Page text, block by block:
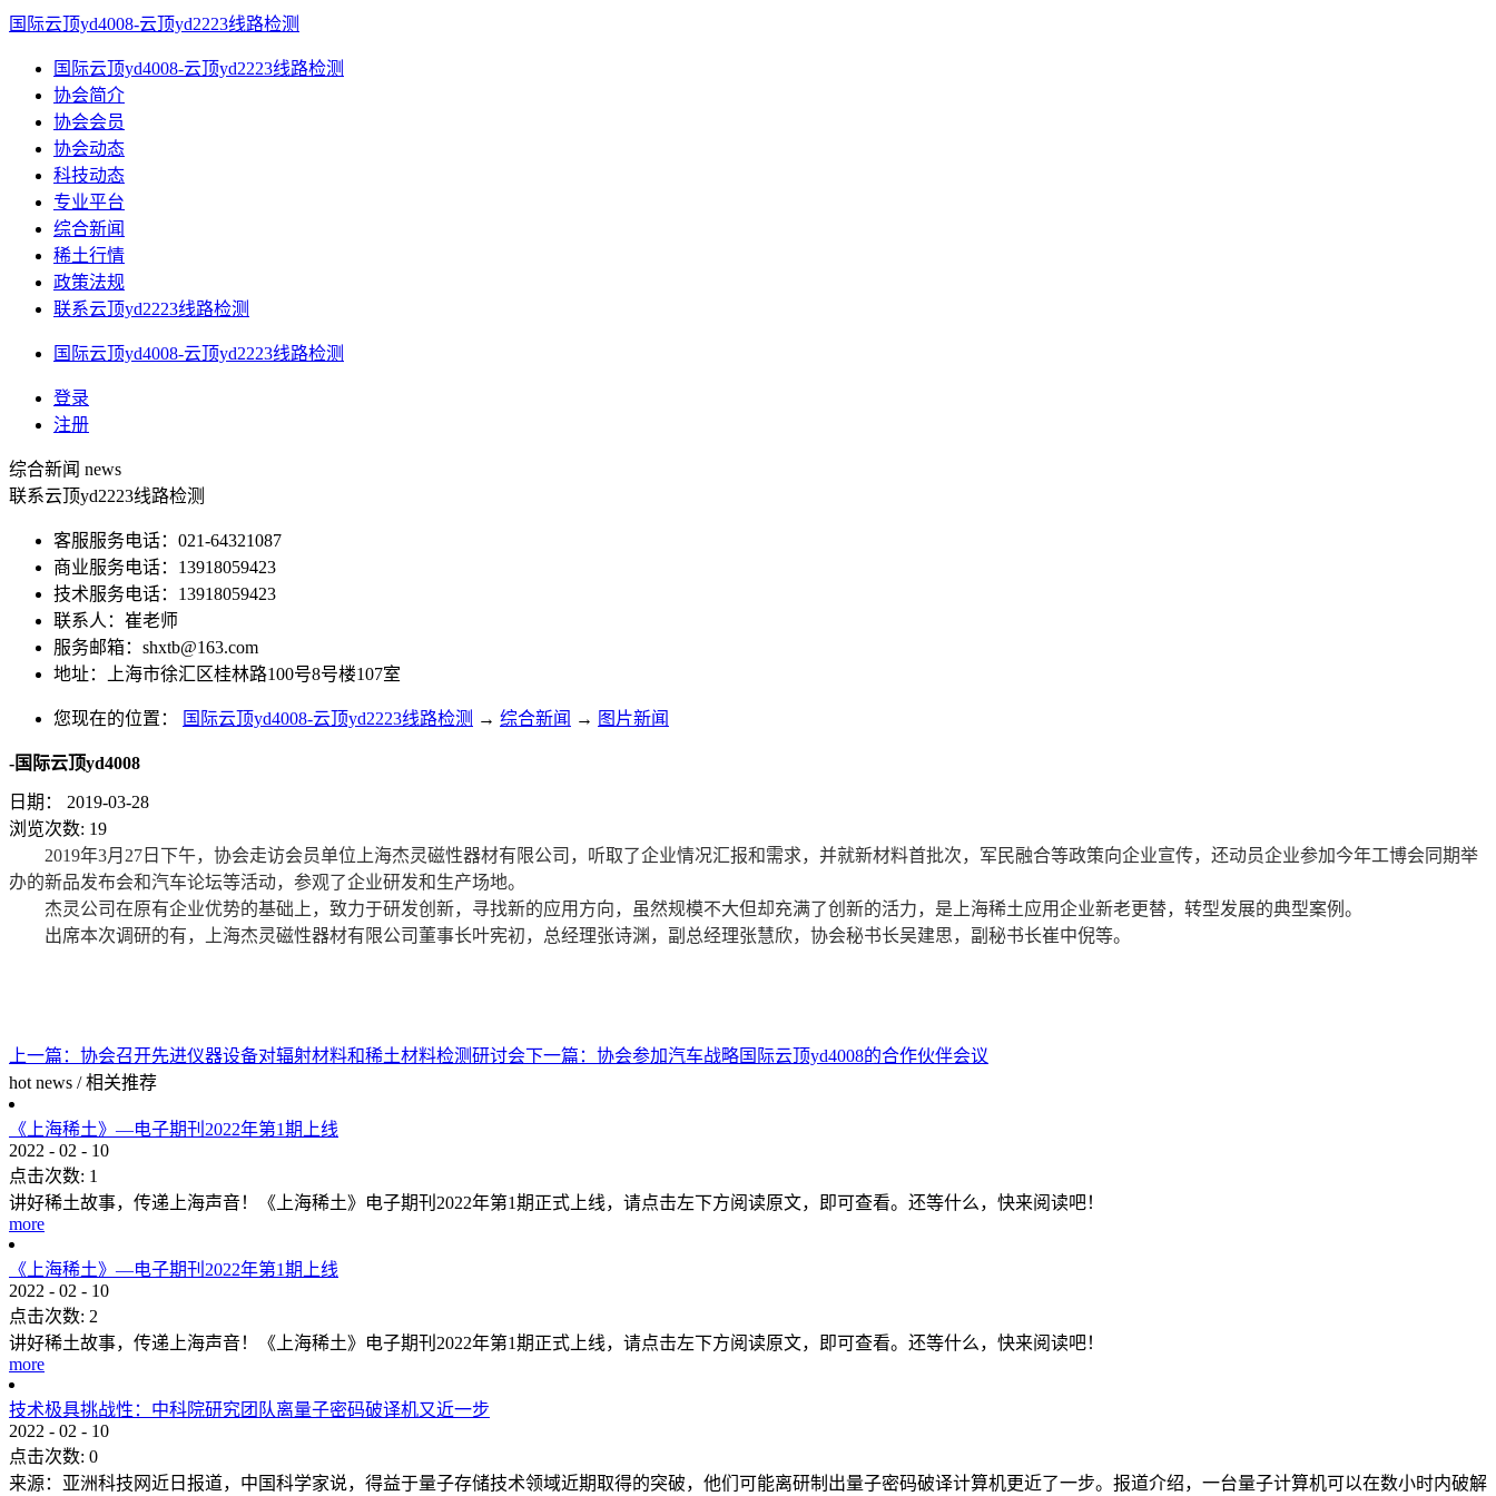
国际云顶yd4008-云顶yd2223线路检测
国际云顶yd4008-云顶yd2223线路检测
协会简介
协会会员
协会动态
科技动态
专业平台
综合新闻
稀土行情
政策法规
联系云顶yd2223线路检测
国际云顶yd4008-云顶yd2223线路检测
登录
注册
综合新闻 news
联系云顶yd2223线路检测
客服服务电话：021-64321087
商业服务电话：13918059423
技术服务电话：13918059423
联系人：崔老师
服务邮箱： shxtb@163.com
地址：上海市徐汇区桂林路100号8号楼107室
您现在的位置： 国际云顶yd4008-云顶yd2223线路检测 → 综合新闻 → 图片新闻
-国际云顶yd4008
日期：
2019-03-28
浏览次数: 19
2019年3月27日下午，协会走访会员单位上海杰灵磁性器材有限公司，听取了企业情况汇报和需求，并就新材料首批次，军民融合等政策向企业宣传，还动员企业参加今年工博会同期举
办的新品发布会和汽车论坛等活动，参观了企业研发和生产场地。
杰灵公司在原有企业优势的基础上，致力于研发创新，寻找新的应用方向，虽然规模不大但却充满了创新的活力，是上海稀土应用企业新老更替，转型发展的典型案例 。
出席本次调研的有，
上海杰灵磁性器材有限公司 董事长叶宪初，总经理张诗渊，副总经理张慧欣，协会秘书长吴建思，副秘书长崔中倪等。
上一篇： 协会召开先进仪器设备对辐射材料和稀土材料检测研讨会下一篇： 协会参加汽车战略国际云顶yd4008的合作伙伴会议
hot news / 相关推荐
《上海稀土》—电子期刊2022年第1期上线
2022 - 02 - 10
点击次数: 1
讲好稀土故事，传递上海声音！《上海稀土》电子期刊2022年第1期正式上线，请点击左下方阅读原文，即可查看。还等什么，快来阅读吧！
more
《上海稀土》—电子期刊2022年第1期上线
2022 - 02 - 10
点击次数: 2
讲好稀土故事，传递上海声音！《上海稀土》电子期刊2022年第1期正式上线，请点击左下方阅读原文，即可查看。还等什么，快来阅读吧！
more
技术极具挑战性：中科院研究团队离量子密码破译机又近一步
2022 - 02 - 10
点击次数: 0
来源：亚洲科技网近日报道，中国科学家说，得益于量子存储技术领域近期取得的突破，他们可能离研制出量子密码破译计算机更近了一步。报道介绍，一台量子计算机可以在数小时内破解